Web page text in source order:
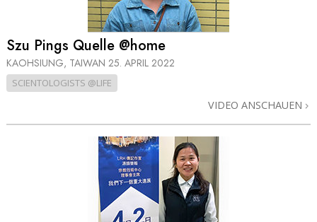
Szu Pings Quelle @home
KAOHSIUNG, TAIWAN 25. APRIL 2022
SCIENTOLOGISTS @LIFE
VIDEO ANSCHAUEN